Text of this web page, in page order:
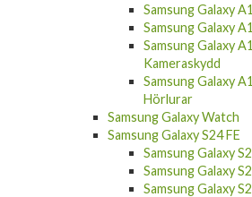
Samsung Galaxy
Samsung Galaxy
Samsung Galaxy
Kameraskydd
Samsung Galaxy
Hörlurar
Samsung Galaxy Watch
Samsung Galaxy S24 FE
Samsung Galaxy
Samsung Galaxy
Samsung Galaxy